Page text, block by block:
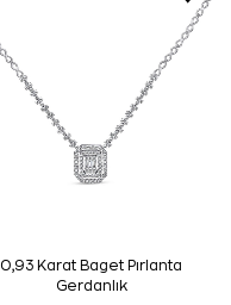
0,93 Karat Baget Pırlanta
Gerdanlık